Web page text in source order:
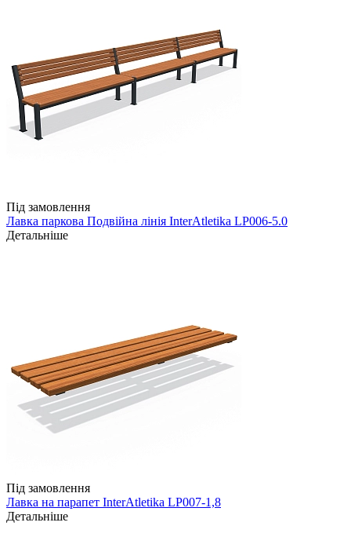
Під замовлення
Лавка паркова Подвійна лінія InterAtletika LP006-5.0
Детальніше
Під замовлення
Лавка на парапет InterAtletika LP007-1,8
Детальніше